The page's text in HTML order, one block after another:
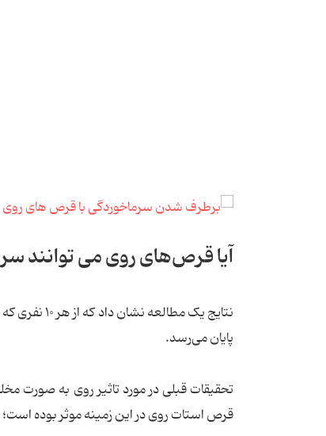
آیا قرص‌های روی می‌ توانند
پایان می‌رسد.
تحقیقات قبلی در مورد تاثیر روی به صورت
قرص استات روی در این زمینه موثر بوده است؛